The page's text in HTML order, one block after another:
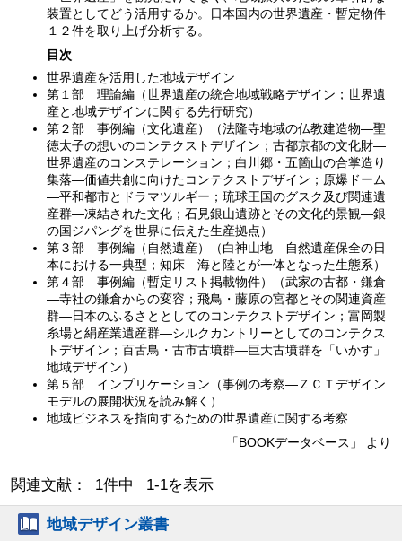
装置としてどう活用するか。日本国内の世界遺産・暫定物件
１２件を取り上げ分析する。
目次
世界遺産を活用した地域デザイン
第１部 理論編（世界遺産の統合地域戦略デザイン；世界遺
産と地域デザインに関する先行研究）
第２部 事例編（文化遺産）（法隆寺地域の仏教建造物—聖
徳太子の想いのコンテクストデザイン；古都京都の文化財—
世界遺産のコンステレーション；白川郷・五箇山の合掌造り
集落—価値共創に向けたコンテクストデザイン；原爆ドーム
—平和都市とドラマツルギー；琉球王国のグスク及び関連遺
産群—凍結された文化；石見銀山遺跡とその文化的景観—銀
の国ジパングを世界に伝えた生産拠点）
第３部 事例編（自然遺産）（白神山地—自然遺産保全の日
本における一典型；知床—海と陸とが一体となった生態系）
第４部 事例編（暫定リスト掲載物件）（武家の古都・鎌倉
—寺社の鎌倉からの変容；飛鳥・藤原の宮都とその関連資産
群—日本のふるさととしてのコンテクストデザイン；富岡製
糸場と絹産業遺産群—シルクカントリーとしてのコンテクス
トデザイン；百舌鳥・古市古墳群—巨大古墳群を「いかす」
地域デザイン）
第５部 インプリケーション（事例の考察—ＺＣＴデザイン
モデルの展開状況を読み解く）
地域ビジネスを指向するための世界遺産に関する考察
「BOOKデータベース」 より
関連文献： 1件中 1-1を表示
地域デザイン叢書